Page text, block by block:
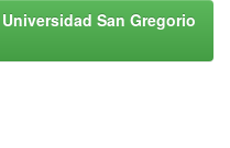
San Gregorio